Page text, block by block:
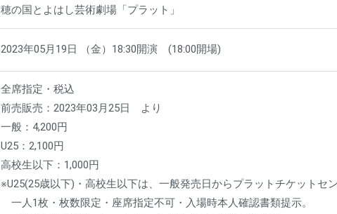
穂の国とよはし芸術劇場「プラット」
2023年05月19日 （金）18:30開演 (18:00開場)
全席指定・税込
前売販売：2023年03月25日 より
一般：4,200円
U25：2,100円
高校生以下：1,000円
※U25(25歳以下)・高校生以下は、一般発売日からプラットチケットセ
一人1枚・枚数限定・座席指定不可・入場時本人確認書類提示。